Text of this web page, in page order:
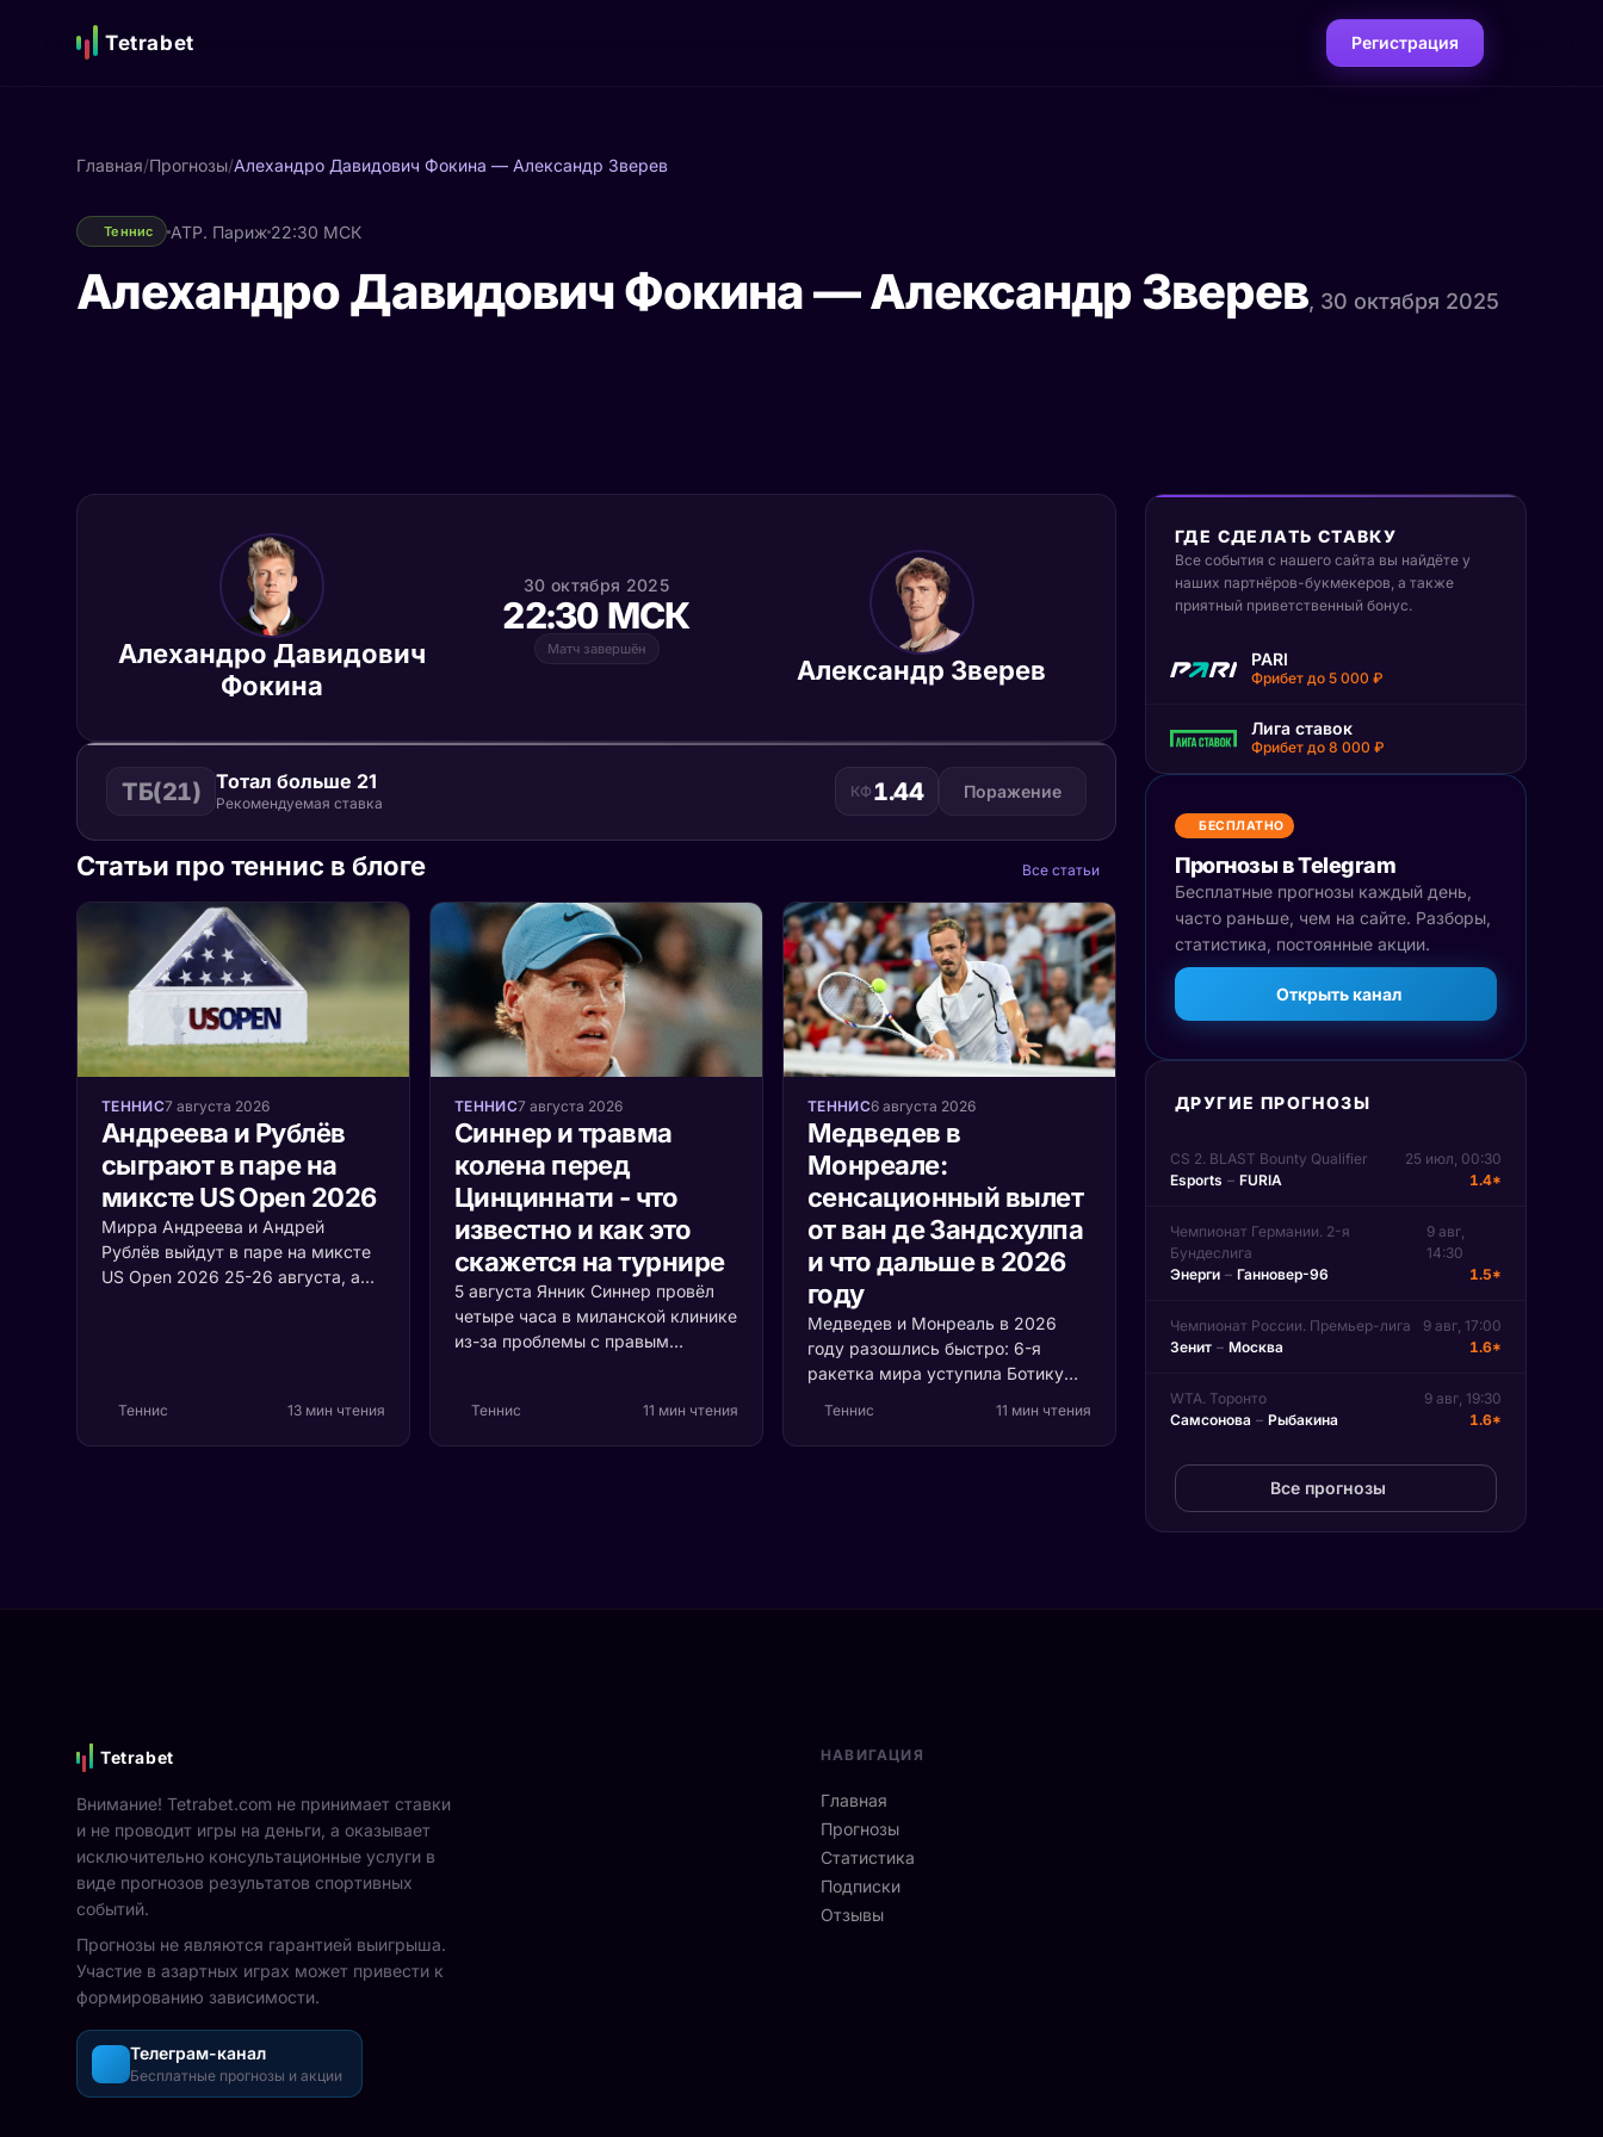
Tetrabet Регистрация
Главная/Прогнозы/Алехандро Давидович Фокина — Александр Зверев
Теннис ATP. Париж22:30 МСК
Алехандро Давидович Фокина — Александр Зверев, 30 октября 2025
Алехандро Давидович
Фокина
30 октября 2025
22:30 МСК
Матч завершён
Александр Зверев
ТБ(21) Тотал больше 21
Рекомендуемая ставка
КФ 1.44 Поражение
Статьи про теннис в блоге Все статьи
ТЕННИС7 августа 2026
Андреева и Рублёв
сыграют в паре на
миксте US Open 2026
Мирра Андреева и Андрей
Рублёв выйдут в паре на миксте
US Open 2026 25-26 августа, а
Теннис 13 мин чтения
ТЕННИС7 августа 2026
Синнер и травма
колена перед
Цинциннати - что
известно и как это
скажется на турнире
5 августа Янник Синнер провёл
четыре часа в миланской клинике
из-за проблемы с правым
серьёзно и кто выигрывает, если
Теннис 11 мин чтения
ТЕННИС6 августа 2026
Медведев в
Монреале:
сенсационный вылет
от ван де Зандсхулпа
и что дальше в 2026
году
Медведев и Монреаль в 2026
году разошлись быстро: 6-я
ракетка мира уступила Ботику
минуту. Разбираем, что
Теннис 11 мин чтения
ГДЕ СДЕЛАТЬ СТАВКУ
Все события с нашего сайта вы найдёте у
наших партнёров-букмекеров, а также
приятный приветственный бонус.
PARI
Фрибет до 5 000 ₽
Лига ставок
Фрибет до 8 000 ₽
БЕСПЛАТНО
Прогнозы в Telegram
Бесплатные прогнозы каждый день,
часто раньше, чем на сайте. Разборы,
статистика, постоянные акции.
Открыть канал
ДРУГИЕ ПРОГНОЗЫ
CS 2. BLAST Bounty Qualifier
25 июл, 00:30
Esports – FURIA 1.4*
Чемпионат Германии. 2-я
Бундеслига
9 авг,
14:30
Энерги – Ганновер-96 1.5*
Чемпионат России. Премьер-лига
9 авг, 17:00
Зенит – Москва 1.6*
WTA. Торонто
9 авг, 19:30
Самсонова – Рыбакина 1.6*
Все прогнозы
Tetrabet
Внимание! Tetrabet.com не принимает ставки
и не проводит игры на деньги, а оказывает
исключительно консультационные услуги в
виде прогнозов результатов спортивных
событий.
Прогнозы не являются гарантией выигрыша.
Участие в азартных играх может привести к
формированию зависимости.
Телеграм-канал
Бесплатные прогнозы и акции
НАВИГАЦИЯ
Главная
Прогнозы
Статистика
Подписки
Отзывы